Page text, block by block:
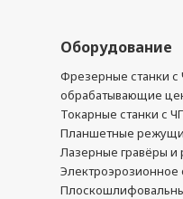
Оборудование
Фрезерные станки с
обрабатывающие
Токарные станки с
Планшетные
Лазерные гравёры
Электроэрозионное